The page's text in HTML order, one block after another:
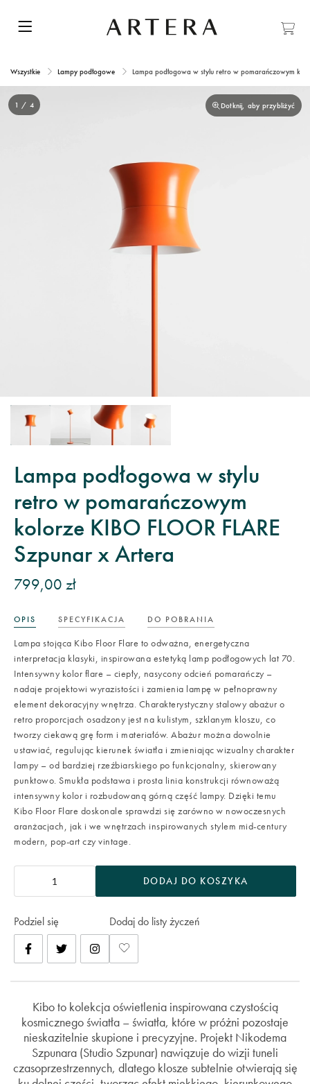
Wszystkie Lampy podłogowe Lampa podłogowa w stylu retro w pomarańczowym
Dotknij, aby przybliżyć
1 / 4
Lampa podłogowa w stylu
retro w pomarańczowym
kolorze KIBO FLOOR FLARE
Szpunar x Artera
799,00 zł
OPIS SPECYFIKACJA DO POBRANIA
Lampa stojąca Kibo Floor Flare to odważna, energetyczna
interpretacja klasyki, inspirowana estetyką lamp podłogowych lat 70.
Intensywny kolor flare – ciepły, nasycony odcień pomarańczy –
nadaje projektowi wyrazistości i zamienia lampę w pełnoprawny
element dekoracyjny wnętrza. Charakterystyczny stalowy abażur o
retro proporcjach osadzony jest na kulistym, szklanym kloszu, co
tworzy ciekawą grę form i materiałów. Abażur można dowolnie
ustawiać, regulując kierunek światła i zmieniając wizualny charakter
lampy – od bardziej rzeźbiarskiego po funkcjonalny, skierowany
punktowo. Smukła podstawa i prosta linia konstrukcji równoważą
intensywny kolor i rozbudowaną górną część lampy. Dzięki temu
Kibo Floor Flare doskonale sprawdzi się zarówno w nowoczesnych
aranżacjach, jak i we wnętrzach inspirowanych stylem mid-century
modern, pop-art czy vintage.
DODAJ DO KOSZYKA
Podziel się Dodaj do listy życzeń
Kibo to kolekcja oświetlenia inspirowana czystością
kosmicznego światła – światła, które w próżni pozostaje
nieskazitelnie skupione i precyzyjne. Projekt Nikodema
Szpunara (Studio Szpunar) nawiązuje do wizji tuneli
czasoprzestrzennych, dlatego klosze subtelnie otwierają się